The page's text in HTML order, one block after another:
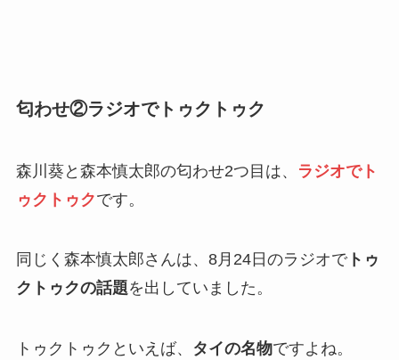
匂わせ②ラジオでトゥクトゥク
森川葵と森本慎太郎の匂わせ2つ目は、
ラジオでト
ゥクトゥクです。
同じく森本慎太郎さんは、8月24日のラジオでトゥ
クトゥクの話題を出していました。
トゥクトゥクといえば、 タイの名物ですよね。